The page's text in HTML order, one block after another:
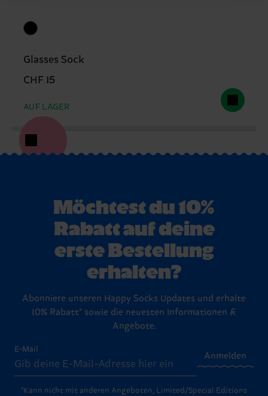
Glasses Sock
CHF 15
AUF LAGER
Möchtest du 10%
Rabatt auf deine
erste Bestellung
erhalten?
Abonniere unseren Happy Socks Updates und erhalte
10% Rabatt* sowie die neuesten Informationen &
Angebote.
E-Mail
Anmelden
*Kann nicht mit anderen Angeboten, Limited/Special Editions